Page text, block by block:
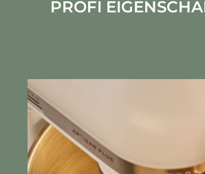
PROFI